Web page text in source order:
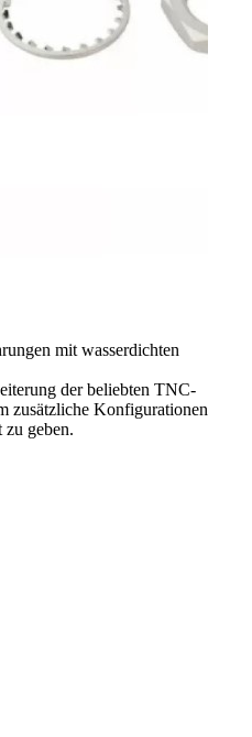
mit wasserdichten
der beliebten TNC-
zusätzliche Konfigurationen
zu geben.